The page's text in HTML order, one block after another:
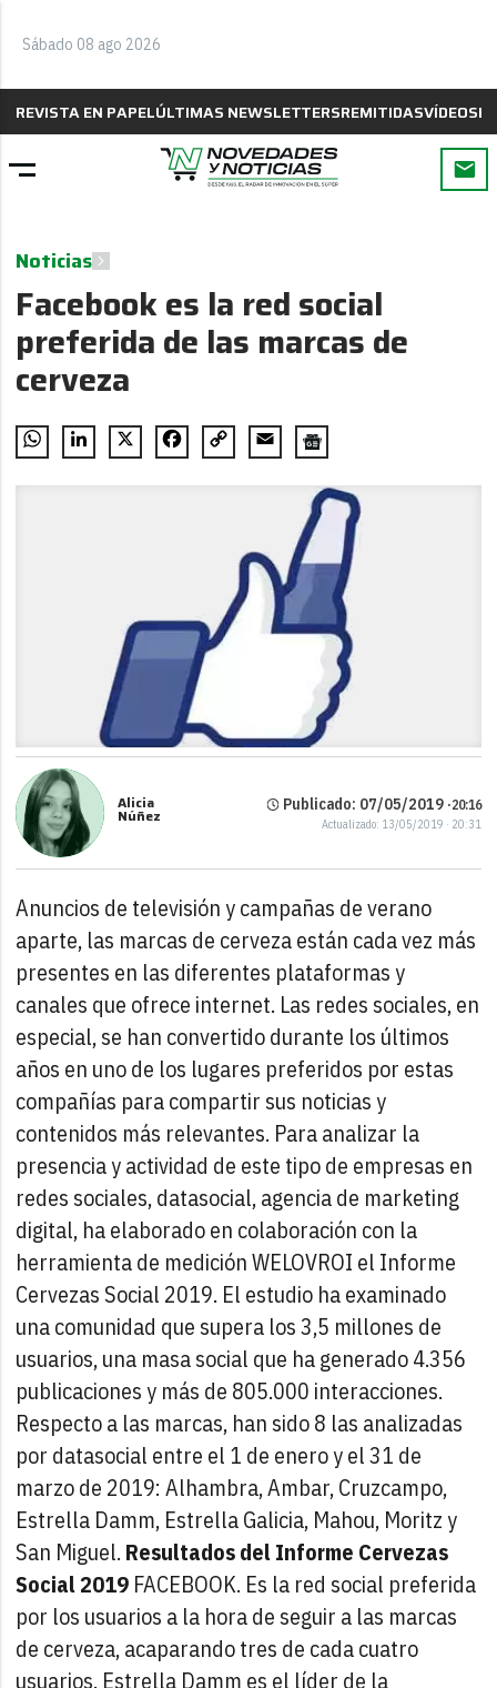
Sábado 08 ago 2026
REVISTA EN PAPELÚLTIMAS NEWSLETTERSREMITIDASVÍDEOS
Noticias
Facebook es la red social
preferida de las marcas de
cerveza
WhatsAppLinkedIn
X FacebookCopy
Email
Alicia
Núñez
Publicado: 07/05/2019 ·20:16
Actualizado: 13/05/2019 · 20:31
Anuncios de televisión y campañas de verano
aparte, las marcas de cerveza están cada vez más
presentes en las diferentes plataformas y
canales que ofrece internet. Las redes sociales, en
especial, se han convertido durante los últimos
años en uno de los lugares preferidos por estas
compañías para compartir sus noticias y
contenidos más relevantes. Para analizar la
presencia y actividad de este tipo de empresas en
redes sociales, datasocial, agencia de marketing
digital, ha elaborado en colaboración con la
herramienta de medición WELOVROI el Informe
Cervezas Social 2019. El estudio ha examinado
una comunidad que supera los 3,5 millones de
usuarios, una masa social que ha generado 4.356
publicaciones y más de 805.000 interacciones.
Respecto a las marcas, han sido 8 las analizadas
por datasocial entre el 1 de enero y el 31 de
marzo de 2019: Alhambra, Ambar, Cruzcampo,
Estrella Damm, Estrella Galicia, Mahou, Moritz y
San Miguel. Resultados del Informe Cervezas
Social 2019 FACEBOOK. Es la red social preferida
por los usuarios a la hora de seguir a las marcas
de cerveza, acaparando tres de cada cuatro
usuarios. Estrella Damm es el líder de la